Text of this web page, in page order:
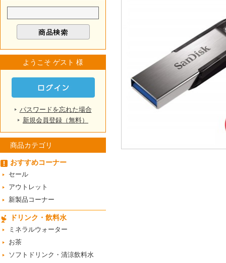
ようこそ ゲスト 様
パスワードを忘れた場合
新規会員登録（無料）
商品カテゴリ
おすすめコーナー
セール
アウトレット
新製品コーナー
ドリンク・飲料水
ミネラルウォーター
お茶
ソフトドリンク・清涼飲料水